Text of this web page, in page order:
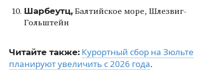
Шарбеутц,Балтийское море, Шлезвиг-
Гольштейн
Читайте также: Курортный сбор на Зюльте
планируют увеличить с 2026 года.